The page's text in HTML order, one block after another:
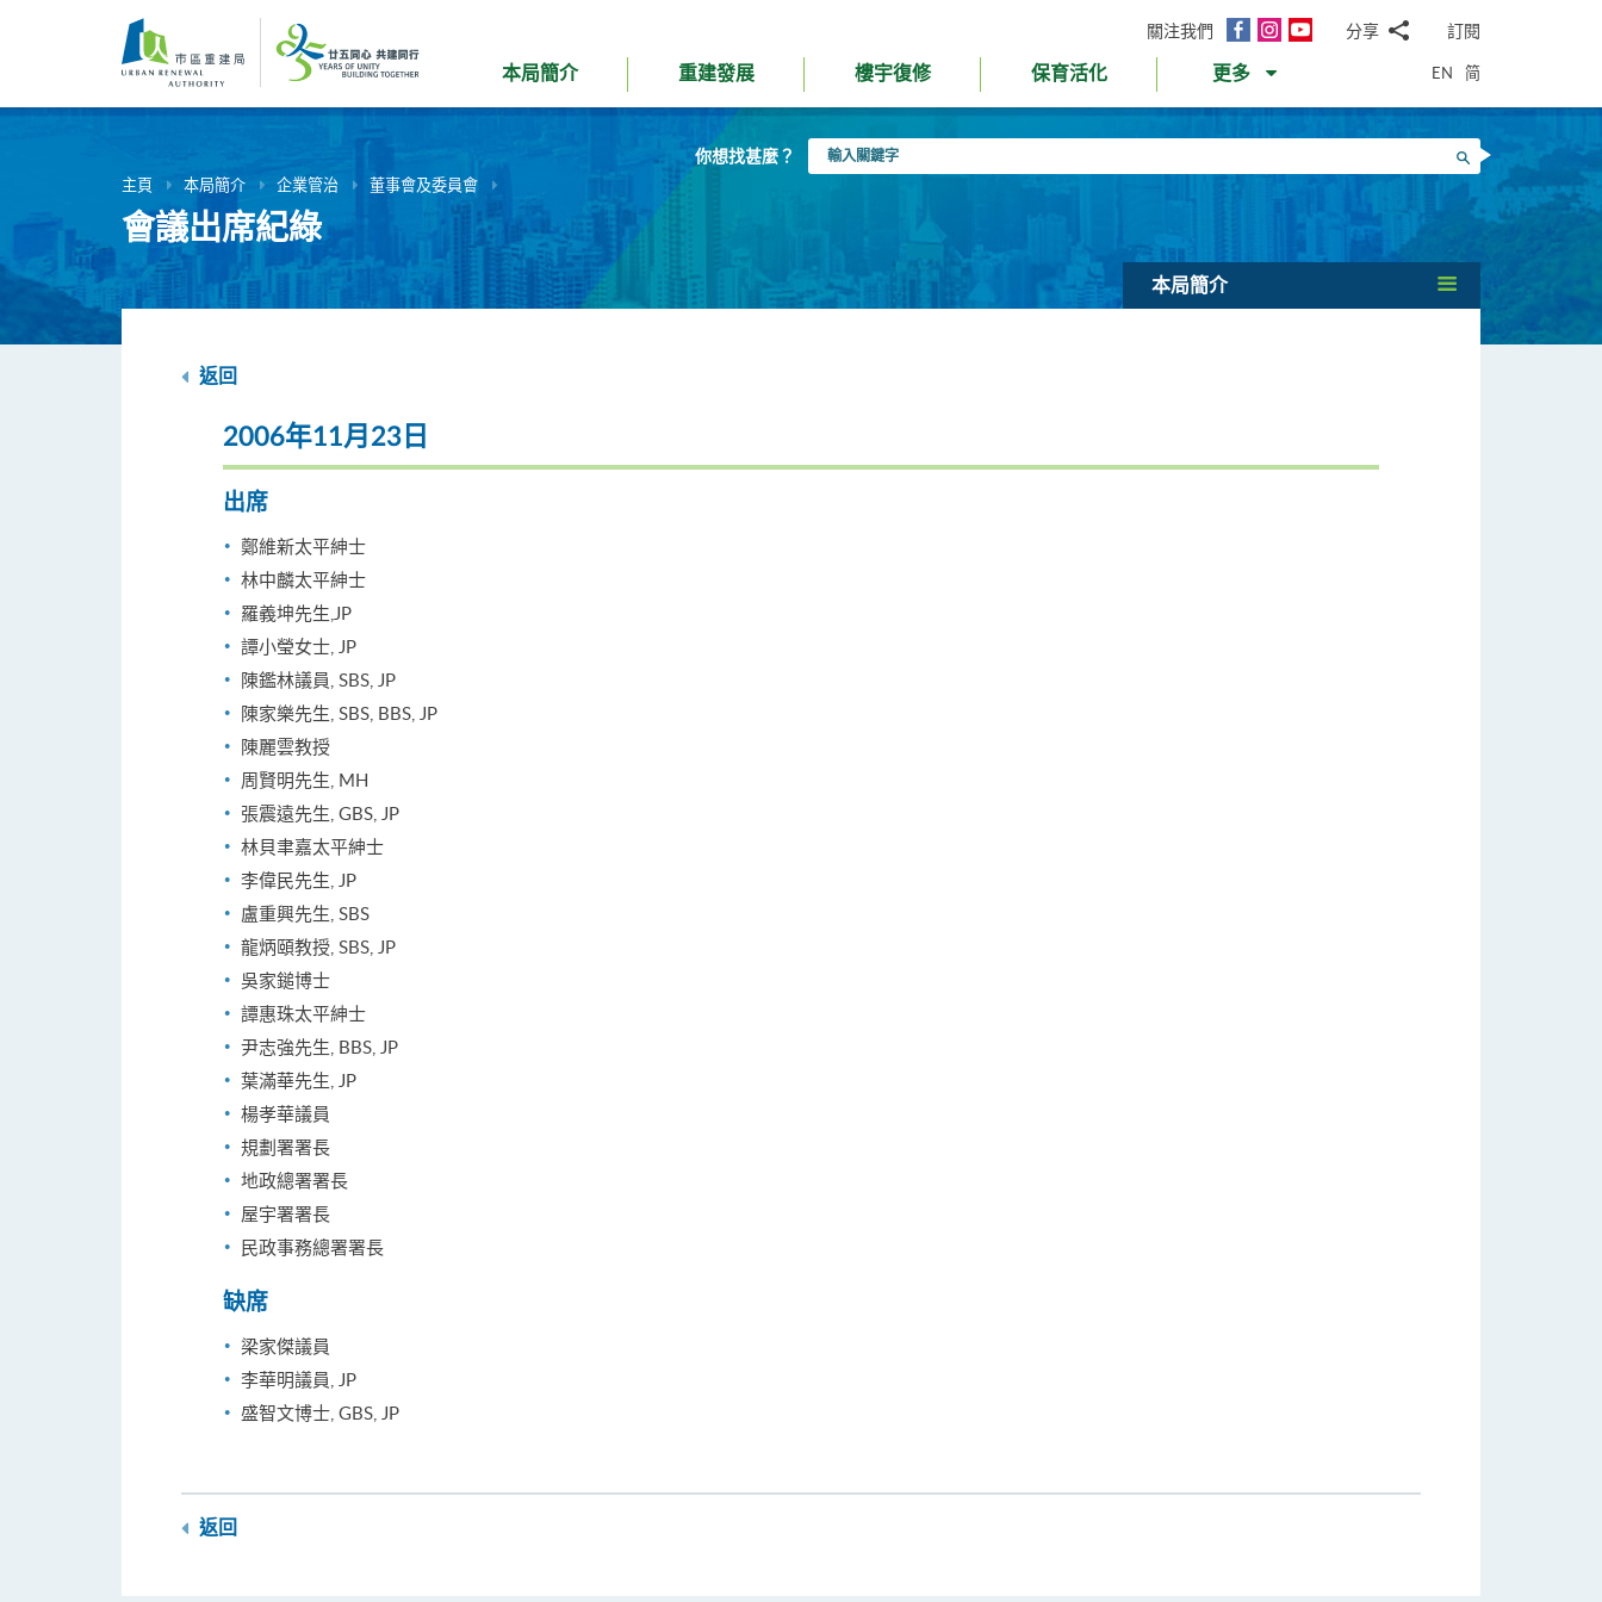
內
關注我們
面
InstagramYouTube分享
郵WhatsApp
微
信
面
書Twitter
LinkedIn
微
訂閱
本局簡介 重建發展 樓宇復修 保育活化 更多 EN 简
你想找甚麼？
入
搜尋
主頁 本局簡介 企業管治 董事會及委員會
會議出席紀綠
本局簡介
返回
2006年11月23日
出席
鄭維新太平紳士
林中麟太平紳士
羅義坤先生,JP
譚小瑩女士, JP
陳鑑林議員, SBS, JP
陳家樂先生, SBS, BBS, JP
陳麗雲教授
周賢明先生, MH
張震遠先生, GBS, JP
林貝聿嘉太平紳士
李偉民先生, JP
盧重興先生, SBS
龍炳頤教授, SBS, JP
吳家鎚博士
譚惠珠太平紳士
尹志強先生, BBS, JP
葉滿華先生, JP
楊孝華議員
規劃署署長
地政總署署長
屋宇署署長
民政事務總署署長
缺席
梁家傑議員
李華明議員, JP
盛智文博士, GBS, JP
返回